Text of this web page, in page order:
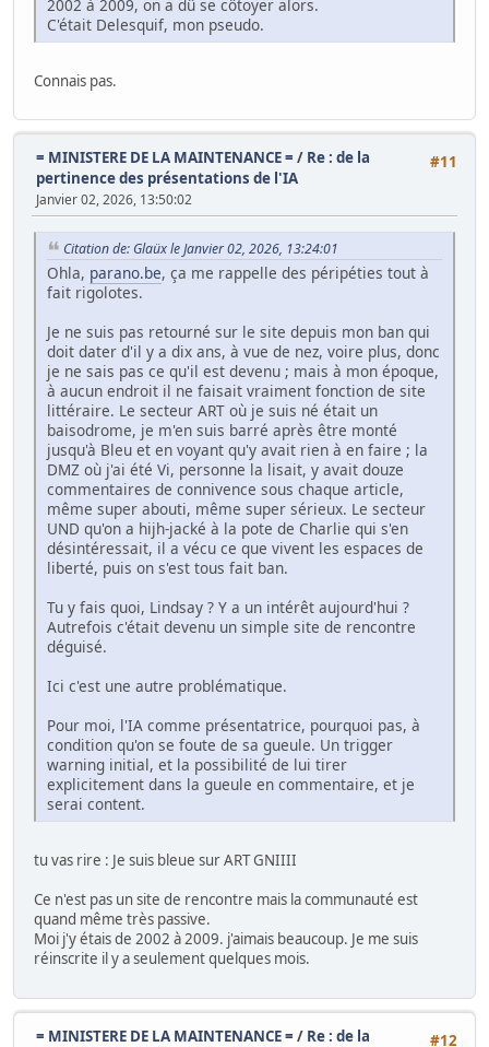
2002 à 2009, on a dû se côtoyer alors.
C'était Delesquif, mon pseudo.
Connais pas.
#11
= MINISTERE DE LA MAINTENANCE = / Re : de la
pertinence des présentations de l'IA
Janvier 02, 2026, 13:50:02
Citation de: Glaüx le Janvier 02, 2026, 13:24:01
Ohla, parano.be, ça me rappelle des péripéties tout à
fait rigolotes.
Je ne suis pas retourné sur le site depuis mon ban qui
doit dater d'il y a dix ans, à vue de nez, voire plus, donc
je ne sais pas ce qu'il est devenu ; mais à mon époque,
à aucun endroit il ne faisait vraiment fonction de site
littéraire. Le secteur ART où je suis né était un
baisodrome, je m'en suis barré après être monté
jusqu'à Bleu et en voyant qu'y avait rien à en faire ; la
DMZ où j'ai été Vi, personne la lisait, y avait douze
commentaires de connivence sous chaque article,
même super abouti, même super sérieux. Le secteur
UND qu'on a hijh-jacké à la pote de Charlie qui s'en
désintéressait, il a vécu ce que vivent les espaces de
liberté, puis on s'est tous fait ban.
Tu y fais quoi, Lindsay ? Y a un intérêt aujourd'hui ?
Autrefois c'était devenu un simple site de rencontre
déguisé.
Ici c'est une autre problématique.
Pour moi, l'IA comme présentatrice, pourquoi pas, à
condition qu'on se foute de sa gueule. Un trigger
warning initial, et la possibilité de lui tirer
explicitement dans la gueule en commentaire, et je
serai content.
tu vas rire : Je suis bleue sur ART GNIIII
Ce n'est pas un site de rencontre mais la communauté est
quand même très passive.
Moi j'y étais de 2002 à 2009. j'aimais beaucoup. Je me suis
réinscrite il y a seulement quelques mois.
#12
= MINISTERE DE LA MAINTENANCE = / Re : de la